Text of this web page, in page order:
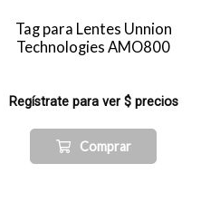
Tag para Lentes Unnion
Technologies AMO800
Regístrate para ver $ precios
Comprar